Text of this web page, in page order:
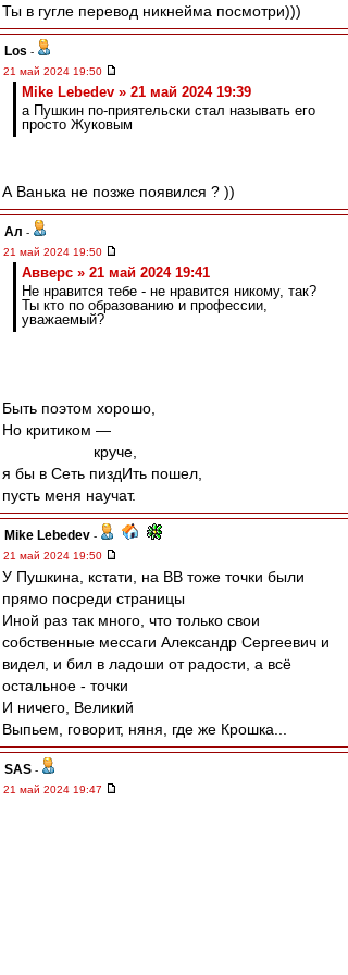
Ты в гугле перевод никнейма посмотри)))
Los -
21 май 2024 19:50
Mike Lebedev » 21 май 2024 19:39
а Пушкин по-приятельски стал называть его
просто Жуковым
А Ванька не позже появился ? ))
Ал -
21 май 2024 19:50
Авверс » 21 май 2024 19:41
Не нравится тебе - не нравится никому, так?
Ты кто по образованию и профессии,
уважаемый?
Быть поэтом хорошо,
Но критиком —
круче,
я бы в Сеть пиздИть пошел,
пусть меня научат.
Mike Lebedev -
21 май 2024 19:50
У Пушкина, кстати, на ВВ тоже точки были
прямо посреди страницы
Иной раз так много, что только свои
собственные мессаги Александр Сергеевич и
видел, и бил в ладоши от радости, а всё
остальное - точки
И ничего, Великий
Выпьем, говорит, няня, где же Крошка...
SAS -
21 май 2024 19:47